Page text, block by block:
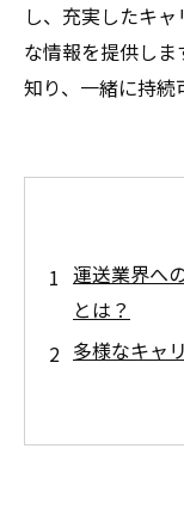
し、充実したキ
な情報を提供し
知り、一緒に持続
運送業界へ
とは？
多様なキャ
技術革新と